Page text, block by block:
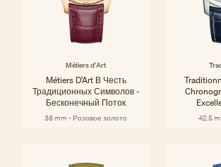
Métiers d'Art
Métiers D’Art В Честь
Традиционных Символов -
Бесконечный Поток
38 mm - Розовое золото 42.5